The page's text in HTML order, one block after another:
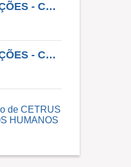
ASSISTENTE DE OPERAÇÕES - CAJAMAR
ASSISTENTE DE OPERAÇÕES - CAJAMAR
de CETRUS
HUMANOS